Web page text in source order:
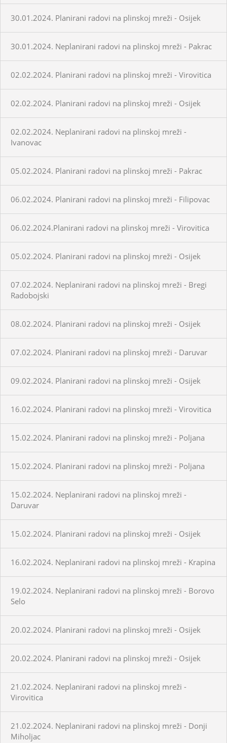
30.01.2024. Planirani radovi na plinskoj mreži - Osijek
30.01.2024. Neplanirani radovi na plinskoj mreži - Pakrac
02.02.2024. Planirani radovi na plinskoj mreži - Virovitica
02.02.2024. Planirani radovi na plinskoj mreži - Osijek
02.02.2024. Neplanirani radovi na plinskoj mreži -
Ivanovac
05.02.2024. Planirani radovi na plinskoj mreži - Pakrac
06.02.2024. Planirani radovi na plinskoj mreži - Filipovac
06.02.2024.Planirani radovi na plinskoj mreži - Virovitica
05.02.2024. Planirani radovi na plinskoj mreži - Osijek
07.02.2024. Neplanirani radovi na plinskoj mreži - Bregi
Radobojski
08.02.2024. Planirani radovi na plinskoj mreži - Osijek
07.02.2024. Planirani radovi na plinskoj mreži - Daruvar
09.02.2024. Planirani radovi na plinskoj mreži - Osijek
16.02.2024. Planirani radovi na plinskoj mreži - Virovitica
15.02.2024. Planirani radovi na plinskoj mreži - Poljana
15.02.2024. Planirani radovi na plinskoj mreži - Poljana
15.02.2024. Neplanirani radovi na plinskoj mreži -
Daruvar
15.02.2024. Planirani radovi na plinskoj mreži - Osijek
16.02.2024. Neplanirani radovi na plinskoj mreži - Krapina
19.02.2024. Neplanirani radovi na plinskoj mreži - Borovo
Selo
20.02.2024. Planirani radovi na plinskoj mreži - Osijek
20.02.2024. Planirani radovi na plinskoj mreži - Osijek
21.02.2024. Neplanirani radovi na plinskoj mreži -
Virovitica
21.02.2024. Neplanirani radovi na plinskoj mreži - Donji
Miholjac